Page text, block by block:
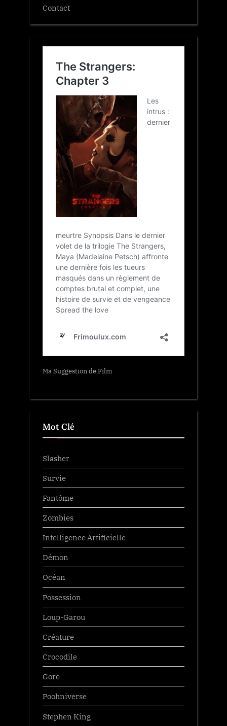
Contact
Ma Suggestion de Film
Mot Clé
Slasher
Survie
Fantôme
Zombies
Intelligence Artificielle
Démon
Océan
Possession
Loup-Garou
Créature
Crocodile
Gore
Poohniverse
Stephen King